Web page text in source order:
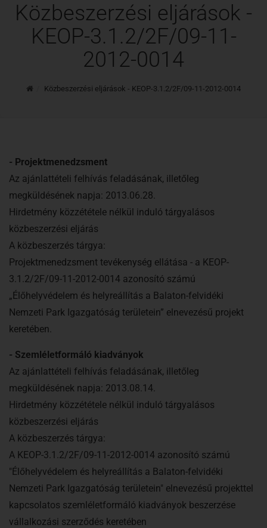
Közbeszerzési eljárások -
KEOP-3.1.2/2F/09-11-
2012-0014
Kezdőoldal
Közbeszerzési eljárások - KEOP-3.1.2/2F/09-11-2012-0014
- Projektmenedzsment
Az ajánlattételi felhívás feladásának, illetőleg
megküldésének napja: 2013.06.28.
Hirdetmény közzététele nélkül induló tárgyalásos
közbeszerzési eljárás
A közbeszerzés tárgya:
Projektmenedzsment tevékenység ellátása - a KEOP-
3.1.2/2F/09-11-2012-0014 azonosító számú
„Élőhelyvédelem és helyreállítás a Balaton-felvidéki
Nemzeti Park Igazgatóság területein” elnevezésű projekt
keretében.
- Szemléletformáló kiadványok
Az ajánlattételi felhívás feladásának, illetőleg
megküldésének napja: 2013.08.14.
Hirdetmény közzététele nélkül induló tárgyalásos
közbeszerzési eljárás
A közbeszerzés tárgya:
A KEOP-3.1.2/2F/09-11-2012-0014 azonosító számú
"Élőhelyvédelem és helyreállítás a Balaton-felvidéki
Nemzeti Park Igazgatóság területein" elnevezésű projekttel
kapcsolatos szemléletformáló kiadványok beszerzése
vállalkozási szerződés keretében